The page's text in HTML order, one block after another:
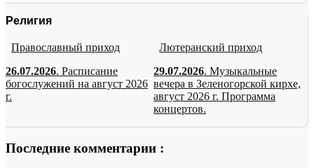
Религия
Православный приход
26.07.2026. Расписание
богослужений на август 2026
г.
Лютеранский приход
29.07.2026. Музыкальные
вечера в Зеленогорской кирхе,
август 2026 г. Программа
концертов.
Последние комментарии :